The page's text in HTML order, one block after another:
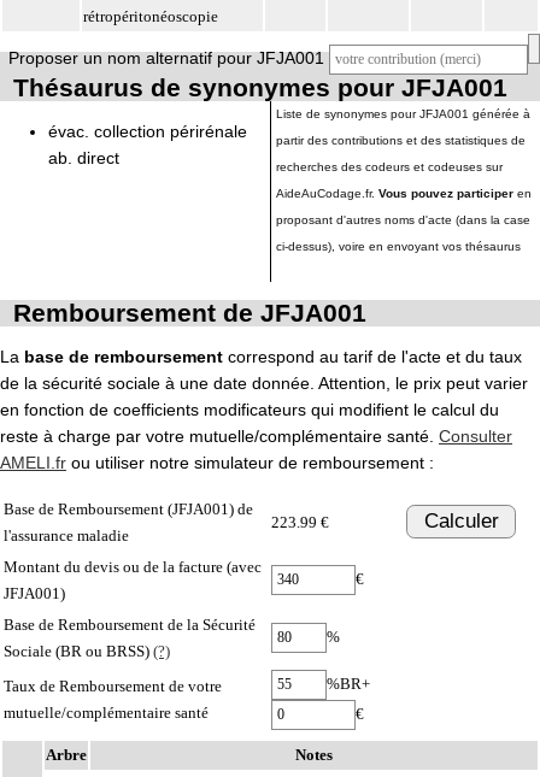
rétropéritonéoscopie
Proposer un nom alternatif pour JFJA001
Thésaurus de synonymes pour JFJA001
évac. collection périrénale
ab. direct
Liste de synonymes pour JFJA001 générée à
partir des contributions et des statistiques de
recherches des codeurs et codeuses sur
AideAuCodage.fr. Vous pouvez participer en
proposant d'autres noms d'acte (dans la case
ci-dessus), voire en envoyant vos thésaurus
Remboursement de JFJA001
La base de remboursement correspond au tarif de l'acte et du taux
de la sécurité sociale à une date donnée. Attention, le prix peut varier
en fonction de coefficients modificateurs qui modifient le calcul du
reste à charge par votre mutuelle/complémentaire santé. Consulter
AMELI.fr ou utiliser notre simulateur de remboursement :
Base de Remboursement (JFJA001) de
l'assurance maladie
223.99 € Calculer
Montant du devis ou de la facture (avec
JFJA001)
€
Base de Remboursement de la Sécurité
Sociale (BR ou BRSS) (?)
%
Taux de Remboursement de votre
mutuelle/complémentaire santé
%BR+
€
Arbre Notes